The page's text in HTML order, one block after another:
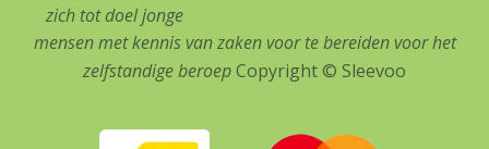
zich tot doel jonge
mensen met kennis van zaken​ voor te bereiden voor het
zelfstandige beroepCopyright © Sleevoo